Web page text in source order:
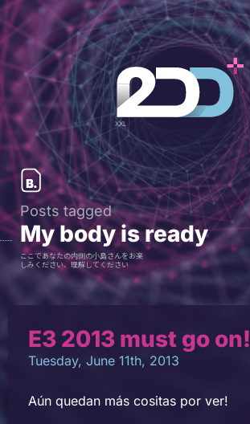
Posts tagged
My body is ready
ここであなたの内側の小島さんをお楽
しみください、理解してください
E3 2013 must go on!
Tuesday, June 11th, 2013
Aún quedan más cositas por ver!